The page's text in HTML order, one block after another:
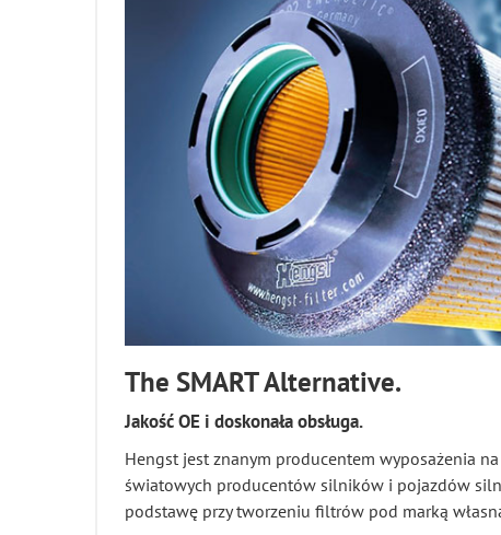
The SMART Alternative.
Jakość OE i doskonała obsługa.
Hengst jest znanym producentem wyposażenia
światowych producentów silników i pojazdów
podstawę przy tworzeniu filtrów pod marką